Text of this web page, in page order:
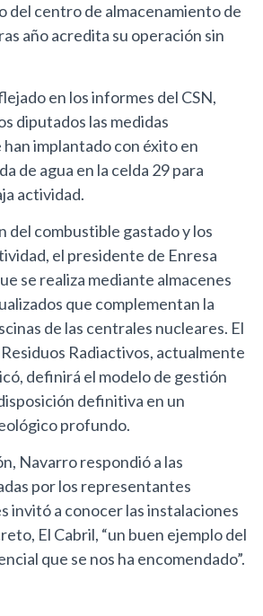
del centro de almacenamiento de
año acredita su operación sin
en los informes del CSN,
diputados las medidas
implantado con éxito en
de agua en la celda 29 para
actividad.
del combustible gastado y los
el presidente de Enresa
se realiza mediante almacenes
que complementan la
de las centrales nucleares. El
Radiactivos, actualmente
definirá el modelo de gestión
definitiva en un
profundo.
Navarro respondió a las
por los representantes
invitó a conocer las instalaciones
El Cabril, “un buen ejemplo del
que se nos ha encomendado”.